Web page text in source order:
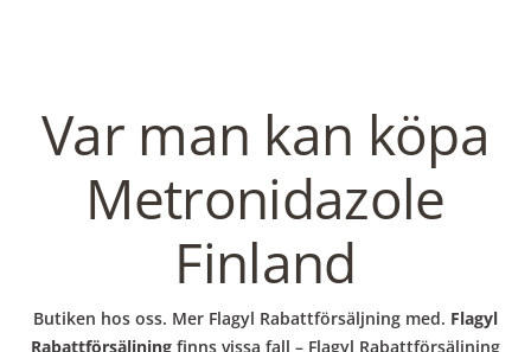
o
p
Navigation
Flagyl Rabattförsäljning
InUncategorizedby admin December 30, 2021
Var man kan köpa
Metronidazole
Finland
Butiken hos oss. Mer Flagyl Rabattförsäljning med. Flagyl
Rabattförsäljning finns vissa fall – Flagyl Rabattförsäljning